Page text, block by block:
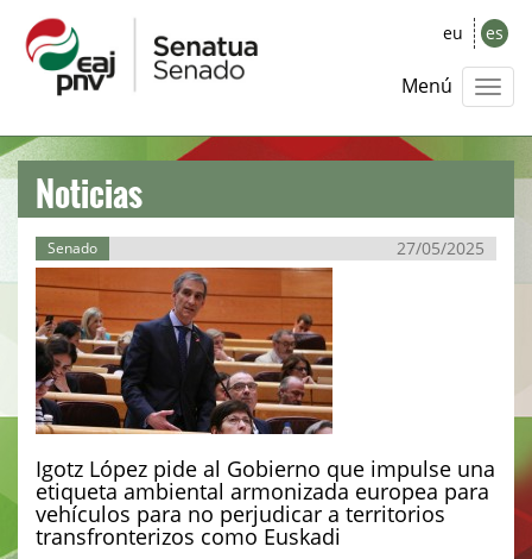
eu es
Menú
Noticias
Senado 27/05/2025
Igotz López pide al Gobierno que impulse una
etiqueta ambiental armonizada europea para
vehículos para no perjudicar a territorios
transfronterizos como Euskadi